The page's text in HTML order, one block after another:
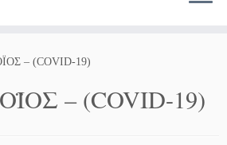
– (COVID-19)
– (COVID-19)